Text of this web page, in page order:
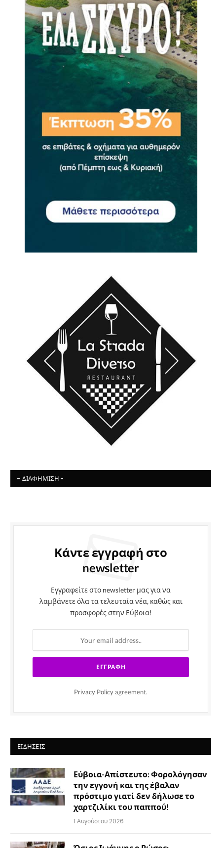
- ΔΙΑΦΉΜΙΣΗ -
Κάντε εγγραφή στο
newsletter
Εγγραφείτε στο newsletter μας για να
λαμβάνετε όλα τα τελευταία νέα, καθώς και
προσφορές στην Εύβοια!
Privacy Policy agreement.
ΕΙΔΉΣΕΙΣ
Εύβοια-Απίστευτο: Φορολόγησαν
την εγγονή και της έβαλαν
πρόστιμο γιατί δεν δήλωσε το
χαρτζιλίκι του παππού!
1 Αυγούστου 2026